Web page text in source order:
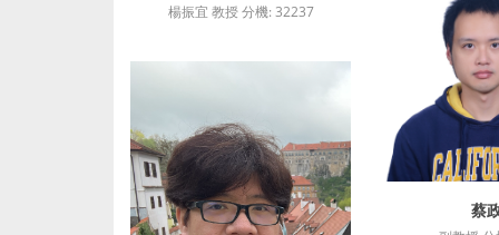
楊振宜 教授 分機: 32237
詳
蔡